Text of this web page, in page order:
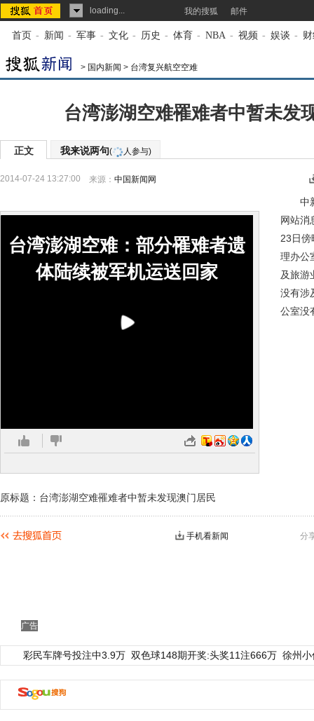
loading... 我的搜狐 邮件
首页 - 新闻 - 军事 - 文化 - 历史 - 体育 - NBA - 视频 - 娱谈 -
> 国内新闻 > 台湾复兴航空空难
台湾澎湖空难罹难者中暂未发
正文 我来说两句( 人参与)
2014-07-24 13:27:00 来源： 中国新闻网
台湾澎湖空难：部分罹难者遗
体陆续被军机运送回家
中新
网站消
23日傍
理办公
及旅游
没有涉
公室没
原标题：台湾澎湖空难罹难者中暂未发现澳门居民
分
手机看新闻
广告
彩民车牌号投注中3.9万 双色球148期开奖:头奖11注666万 徐州